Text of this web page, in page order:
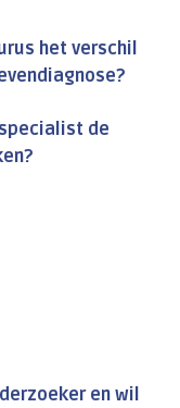
het verschil
de
en wil